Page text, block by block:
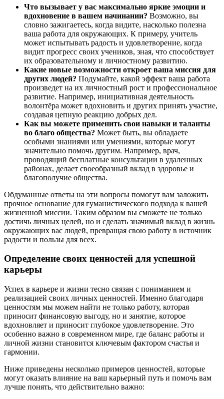
Что вызывает у вас максимально яркие эмоции и
вдохновение в вашем начинании? Возможно, вы
словно зажигаетесь, когда видите, насколько полезна
ваша работа для окружающих. К примеру, учитель
может испытывать радость и удовлетворение, когда
видит прогресс своих учеников, зная, что способствует
их образовательному и личностному развитию.
Какие новые возможности откроет ваша миссия для
других людей? Подумайте, какой эффект ваша работа
произведет на их личностный рост и профессиональное
развитие. Например, инициативная деятельность
волонтёра может вдохновить и других принять участие,
создавая цепную реакцию добрых дел.
Как вы можете применить свои навыки и таланты
во благо общества? Может быть, вы обладаете
особыми знаниями или умениями, которые могут
значительно помочь другим. Например, врач,
проводящий бесплатные консультации в удаленных
районах, делает своеобразный вклад в здоровье и
благополучие общества.
Обдуманные ответы на эти вопросы помогут вам заложить
прочное основание для гуманистического подхода к вашей
жизненной миссии. Таким образом вы сможете не только
достичь личных целей, но и сделать значимый вклад в жизнь
окружающих вас людей, превращая свою работу в источник
радости и пользы для всех.
Определение своих ценностей для успешной
карьеры
Успех в карьере и жизни тесно связан с пониманием и
реализацией своих личных ценностей. Именно благодаря
ценностям мы можем найти не только работу, которая
приносит финансовую выгоду, но и занятие, которое
вдохновляет и приносит глубокое удовлетворение. Это
особенно важно в современном мире, где баланс работы и
личной жизни становится ключевым фактором счастья и
гармонии.
Ниже приведены несколько примеров ценностей, которые
могут оказать влияние на ваш карьерный путь и помочь вам
лучше понять, что действительно важно: